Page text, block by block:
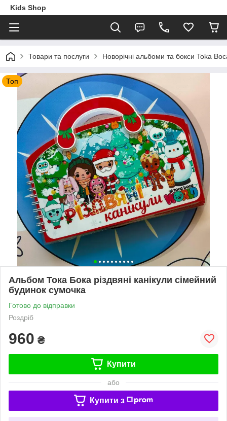
Kids Shop
Товари та послуги Новорічні альбоми та бокси Toka
Топ
Альбом Тока Бока різдвяні канікули сімейний
будинок сумочка
Готово до відправки
Роздріб
960 ₴
Купити
або
Купити з